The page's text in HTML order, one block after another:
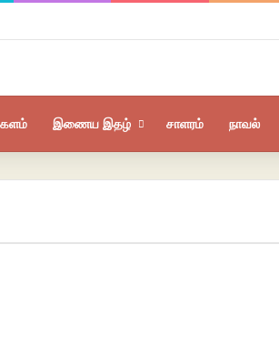
இணைய இதழ் சாளரம் நாவல்